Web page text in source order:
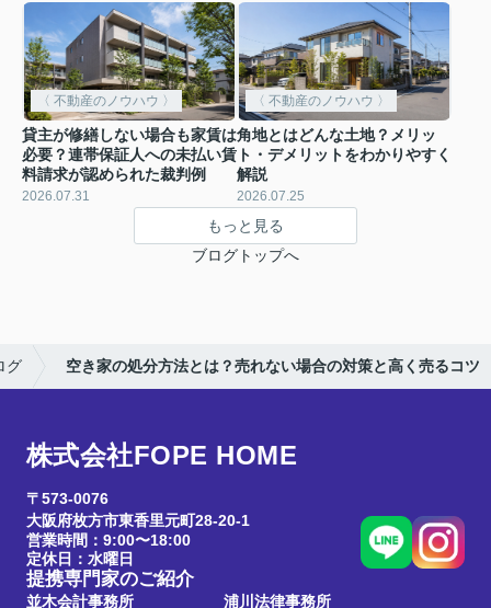
〈 不動産のノウハウ 〉
貸主が修繕しない場合も家賃は
必要？連帯保証人への未払い賃
料請求が認められた裁判例
2026.07.31
〈 不動産のノウハウ 〉
角地とはどんな土地？メリッ
ト・デメリットをわかりやすく
解説
2026.07.25
もっと見る
ブログトップへ
グ 空き家の処分方法とは？売れない場合の対策と高く売るコツ
株式会社FOPE HOME
〒573-0076
大阪府枚方市東香里元町28-20-1
営業時間：9:00〜18:00
定休日：水曜日
提携専門家のご紹介
並木会計事務所 浦川法律事務所